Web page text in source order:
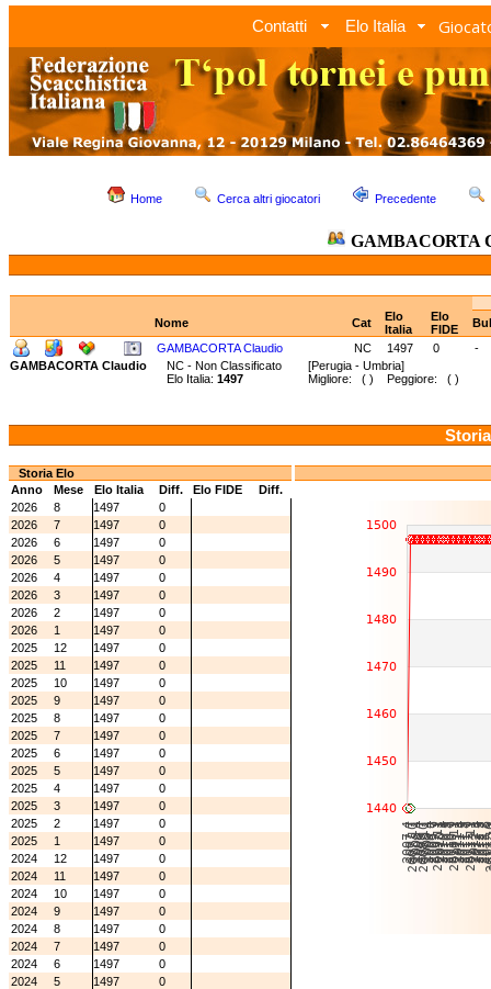
Contatti Elo Italia
Home Cerca altri giocatori Precedente
GAMBACORTA
Nome Cat
Elo
Italia
Elo
FIDE
GAMBACORTA Claudio
NC 1497 0
-
GAMBACORTA Claudio
NC - Non Classificato [Perugia - Umbria]
Elo Italia: 1497 Migliore: ( ) Peggiore: ( )
Storia Elo
Anno
Mese Elo Italia Diff. Elo FIDE
Diff.
2026
8 1497
0
2026
7 1497
0
2026
6 1497
0
2026
5 1497
0
2026
4 1497
0
2026
3 1497
0
2026
2 1497
0
2026
1 1497
0
2025
12 1497
0
2025
11 1497
0
2025
10 1497
0
2025
9 1497
0
2025
8 1497
0
2025
7 1497
0
2025
6 1497
0
2025
5 1497
0
2025
4 1497
0
2025
3 1497
0
2025
2 1497
0
2025
1 1497
0
2024
12 1497
0
2024
11 1497
0
2024
10 1497
0
2024
9 1497
0
2024
8 1497
0
2024
7 1497
0
2024
6 1497
0
2024
5 1497
0